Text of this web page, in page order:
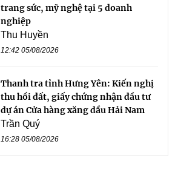
trang sức, mỹ nghệ tại 5 doanh
nghiệp
Thu Huyền
12:42 05/08/2026
Thanh tra tỉnh Hưng Yên: Kiến nghị
thu hồi đất, giấy chứng nhận đầu tư
dự án Cửa hàng xăng dầu Hải Nam
Trần Quý
16:28 05/08/2026